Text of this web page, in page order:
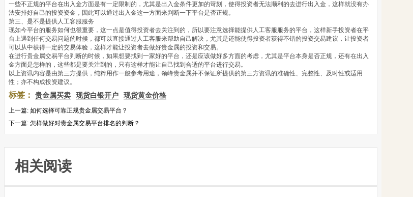
一些不正规的平台在出入金方面是有一定限制的，尤其是出入金条件更加的苛刻，使得投资者无法顺利的去进行出入金，这样就没有办
法安排好自己的投资资金，因此可以通过出入金这一方面来判断一下平台是否正规。
第三、是不是提供人工客服服务
现如今平台的服务如何也很重要，这一点是值得投资者去关注到的，所以要注意选择能提供人工客服服务的平台，这样新手投资者在平
台上遇到任何交易问题的时候，都可以直接通过人工客服来帮助自己解决，尤其是还能使得投资者获得不错的投资交易建议，让投资者
可以从中获得一定的交易体验，这样才能让投资者去做好贵金属的投资和交易。
在进行贵金属交易平台判断的时候，如果想要找到一家好的平台，还是应该做好多方面的考虑，尤其是平台本身是否正规，还有在出入
金方面是怎样的，这些都是要关注到的，只有这样才能让自己找到合适的平台进行交易。
以上资讯内容是由第三方提供，纯粹用作一般参考用途，领峰贵金属并不保证所提供的第三方资讯的准确性、完整性、及时性或适用
性；亦不构成投资建议。
标签： 贵金属买卖 现货白银开户 现货黄金价格
上一篇: 如何选择可靠正规贵金属交易平台？
下一篇: 怎样做好对贵金属交易平台排名的判断？
相关阅读